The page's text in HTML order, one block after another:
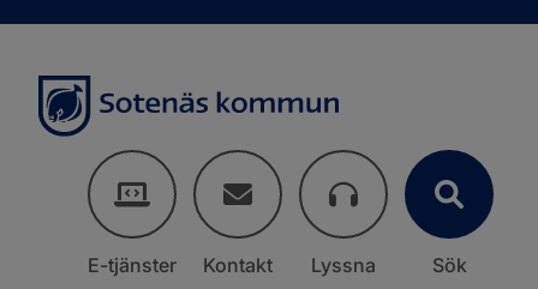
E-tjänster Kontakt Lyssna Sök